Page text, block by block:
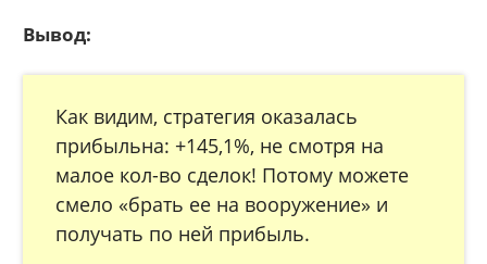
Вывод:
Как видим, стратегия оказалась
прибыльна: +145,1%, не смотря на
малое кол-во сделок! Потому можете
смело «брать ее на вооружение» и
получать по ней прибыль.